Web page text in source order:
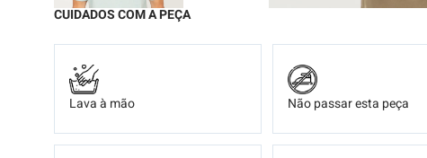
CUIDADOS COM A PEÇA
Lava à mão Não passar esta peça